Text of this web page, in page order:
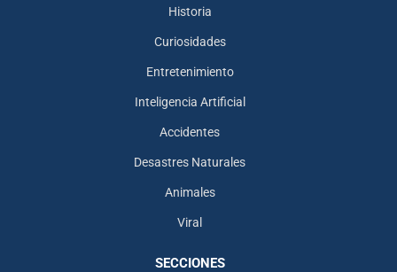
Historia
Curiosidades
Entretenimiento
Inteligencia Artificial
Accidentes
Desastres Naturales
Animales
Viral
SECCIONES